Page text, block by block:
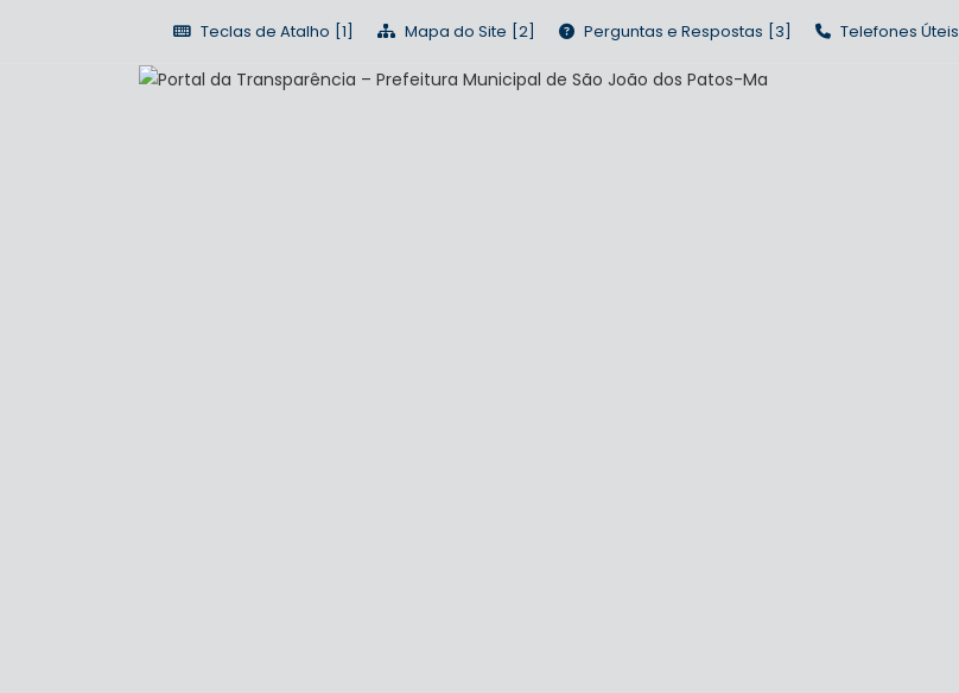
Teclas de Atalho Mapa do Site Perguntas e Respostas Telefones Úteis